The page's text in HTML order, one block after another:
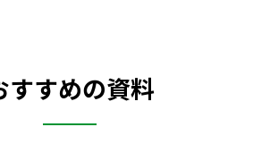
すすめの資料